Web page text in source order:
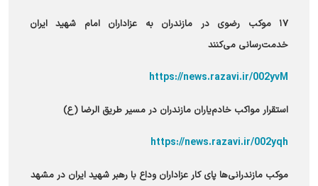
۱۷ موکب رضوی در مازندران به عزاداران امام شهید ایران
خدمت‌رسانی می‌کنند
https://news.razavi.ir/002yvM
استقرار مواکب خادم‌یاران مازندران در مسیر طریق الرضا (ع)
https://news.razavi.ir/002yqh
موکب مازندرانی‌ها پای کار عزاداران وداع با رهبر شهید ایران در مشهد